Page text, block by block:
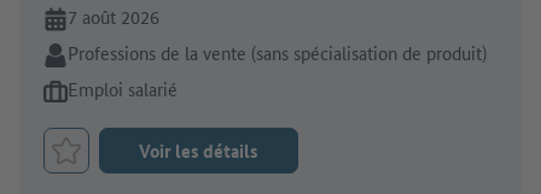
En ligne depuis:
7 août 2026
Secteur:
Professions de la vente (sans spécialisation de produit)
Type d'offre d'emploi:
Emploi salarié
Retenir le job
Voir les détails